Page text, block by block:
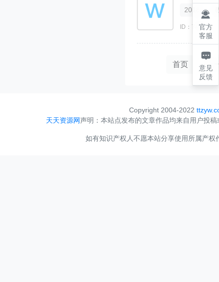
2018
ID：74014
首页 上
Copyright 2004-2022
天天资源网声明：本站点发布的文章作品均来自用户投
如有知识产权人不愿本站分享使用所属产

官方
客服

意见
反馈